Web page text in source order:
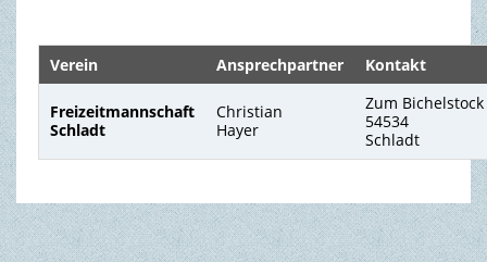
WIRTSCHAFT
BILDUNG & KULTUR
TOURISMUS & FREIZEIT
Verein Ansprechpartner Kontakt
Freizeitmannschaft
Schladt
Christian
Hayer
Zum Bichelstock
54534